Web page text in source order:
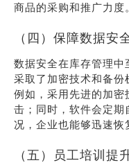
商品的采购和推广力度。
（四）保障数据安
数据安全在库存管理
采取了加密技术和备份
例如，采用先进的加
击；同时，软件会定
况，企业也能够迅速恢
（五）员工培训提